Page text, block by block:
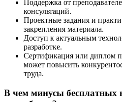
Поддержка от
консультаций.
Проектные задания и
закрепления материала.
Доступ к актуальным
разработке.
Сертификация или диплом
может повысить
труда.
В чем минусы бесплатных